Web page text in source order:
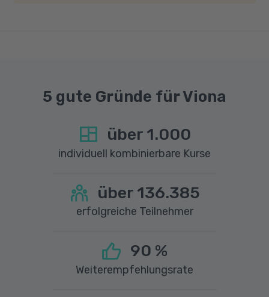
5 gute Gründe für Viona
über 1.000
individuell kombinierbare Kurse
über 136.385
erfolgreiche Teilnehmer
90 %
Weiterempfehlungsrate